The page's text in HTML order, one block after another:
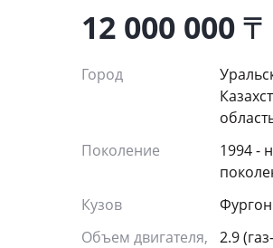
12 000 000₸
Город
Поколение
1994 -
Кузов
Фургон
Объем двигателя,
2.9